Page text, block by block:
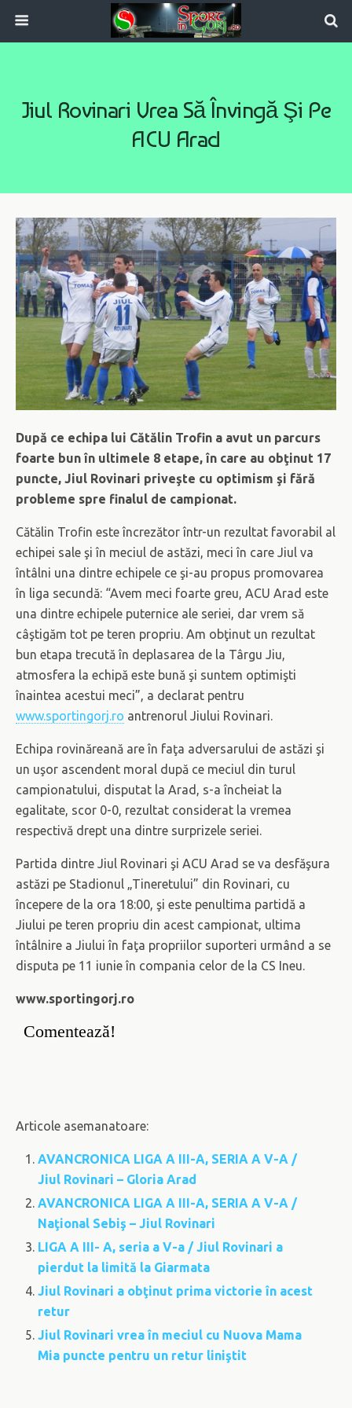
Jiul Rovinari Vrea Să Învingă Şi Pe
ACU Arad
După ce echipa lui Cătălin Trofin a avut un parcurs
foarte bun în ultimele 8 etape, în care au obţinut 17
puncte, Jiul Rovinari priveşte cu optimism şi fără
probleme spre finalul de campionat.
Cătălin Trofin este încrezător într-un rezultat favorabil al
echipei sale şi în meciul de astăzi, meci în care Jiul va
întâlni una dintre echipele ce şi-au propus promovarea
în liga secundă: “Avem meci foarte greu, ACU Arad este
una dintre echipele puternice ale seriei, dar vrem să
câştigăm tot pe teren propriu. Am obţinut un rezultat
bun etapa trecută în deplasarea de la Târgu Jiu,
atmosfera la echipă este bună şi suntem optimişti
înaintea acestui meci”, a declarat pentru
www.sportingorj.ro antrenorul Jiului Rovinari.
Echipa rovinăreană are în faţa adversarului de astăzi şi
un uşor ascendent moral după ce meciul din turul
campionatului, disputat la Arad, s-a încheiat la
egalitate, scor 0-0, rezultat considerat la vremea
respectivă drept una dintre surprizele seriei.
Partida dintre Jiul Rovinari şi ACU Arad se va desfăşura
astăzi pe Stadionul „Tineretului” din Rovinari, cu
începere de la ora 18:00, şi este penultima partidă a
Jiului pe teren propriu din acest campionat, ultima
întâlnire a Jiului în faţa propriilor suporteri urmând a se
disputa pe 11 iunie în compania celor de la CS Ineu.
www.sportingorj.ro
Comentează!
Articole asemanatoare:
AVANCRONICA LIGA A III-A, SERIA A V-A /
Jiul Rovinari – Gloria Arad
AVANCRONICA LIGA A III-A, SERIA A V-A /
Naţional Sebiş – Jiul Rovinari
LIGA A III- A, seria a V-a / Jiul Rovinari a
pierdut la limită la Giarmata
Jiul Rovinari a obţinut prima victorie în acest
retur
Jiul Rovinari vrea în meciul cu Nuova Mama
Mia puncte pentru un retur liniştit